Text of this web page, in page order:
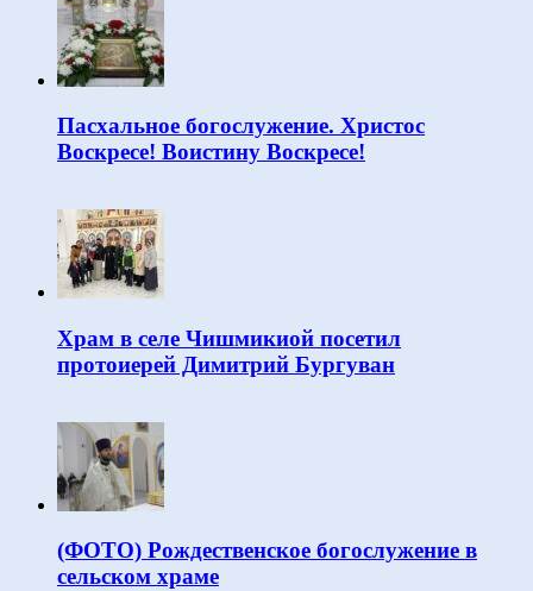
Пасхальное богослужение. Христос
Воскресе! Воистину Воскресе!
Храм в селе Чишмикиой посетил
протоиерей Димитрий Бургуван
(ФОТО) Рождественское богослужение в
сельском храме